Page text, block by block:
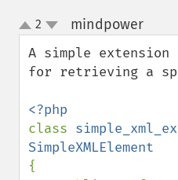
up
down
2 mindpower¶
A simple extension
for retrieving a
class
{